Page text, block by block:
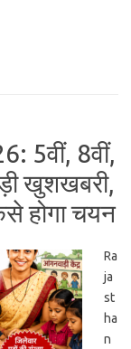
5वीं, 8वीं,
खुशखबरी,
होगा चयन
Ra
ja
st
ha
n